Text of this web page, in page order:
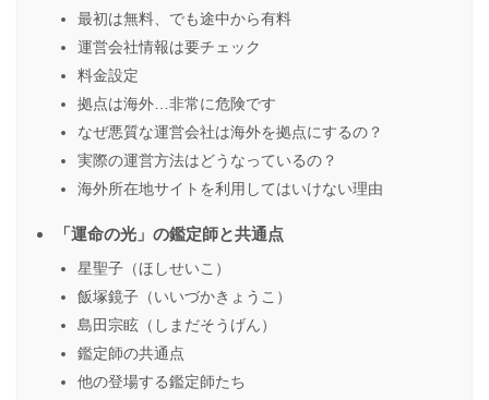
最初は無料、でも途中から有料
運営会社情報は要チェック
料金設定
拠点は海外…非常に危険です
なぜ悪質な運営会社は海外を拠点にするの？
実際の運営方法はどうなっているの？
海外所在地サイトを利用してはいけない理由
「運命の光」の鑑定師と共通点
星聖子（ほしせいこ）
飯塚鏡子（いいづかきょうこ）
島田宗眩（しまだそうげん）
鑑定師の共通点
他の登場する鑑定師たち